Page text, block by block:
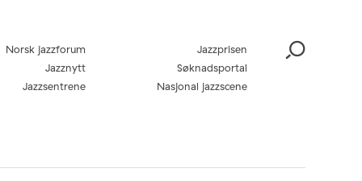
Norsk jazzforum
Jazzprisen
Jazznytt
Søknadsportal
Jazzsentrene
Nasjonal jazzscene